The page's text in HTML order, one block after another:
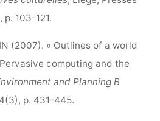
103-121.
(2007). « Outlines of a world
computing and the
and Planning B
p. 431-445.